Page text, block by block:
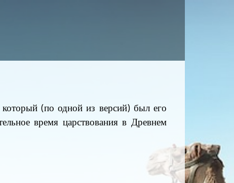
(по одной из версий) был его
время царствования в Древнем